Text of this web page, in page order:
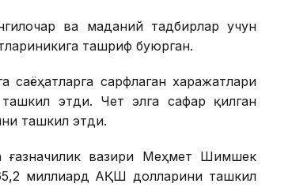
ва маданий тадбирлар учун
ташриф буюрган.
саёҳатларга сарфлаган харажатлари
этди. Чет элга сафар қилган
ташкил этди.
ғазначилик вазири Меҳмет Шимшек
миллиард АҚШ долларини ташкил